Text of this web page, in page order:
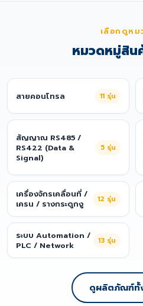
เลือกดูหม
หมวดหมู่สิน
สายคอนโทรล 11 รุ่น
สัญญาณ RS485 /
RS422 (Data &
Signal)
5 รุ่น
เครื่องจักรเคลื่อนที่ /
เครน / รางกระดูกงู
12 รุ่น
ระบบ Automation /
PLC / Network
13 รุ่น
ดูผลิตภัณฑ์ทั้